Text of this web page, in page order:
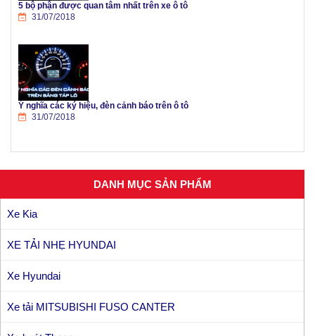
5 bộ phận được quan tâm nhất trên xe ô tô
31/07/2018
Ý nghĩa các ký hiệu, đèn cảnh báo trên ô tô
31/07/2018
DANH MỤC SẢN PHẨM
Xe Kia
XE TẢI NHẸ HYUNDAI
Xe Hyundai
Xe tải MITSUBISHI FUSO CANTER